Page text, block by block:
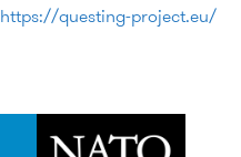
https://questing-project.eu/